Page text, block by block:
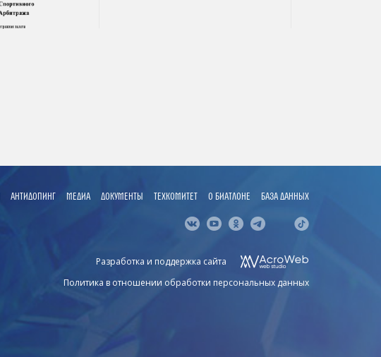
АНТИДОПИНГ МЕДИА ДОКУМЕНТЫ ТЕХКОМИТЕТ О БИАТЛОНЕ БАЗА ДАННЫХ
Разработка и поддержка сайта
Политика в отношении обработки персональных данных